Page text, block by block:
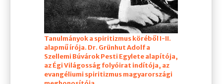
Tanulmányok a spiritizmus köréből I-II.
alapmű írója. Dr. Grünhut Adolf a
Szellemi Búvárok Pesti Egylete alapítója,
az Égi Világosság folyóirat indítója, az
evangéliumi spiritizmus magyarországi